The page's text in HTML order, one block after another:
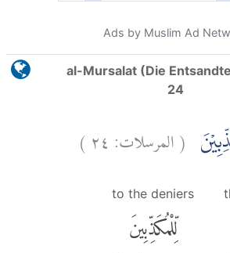
Ads by Muslim Ad
al-Mursalat (Die
24
(المرسلات: ٢٤)
to the deniers
لِّلْمُكَذِّبِينَ